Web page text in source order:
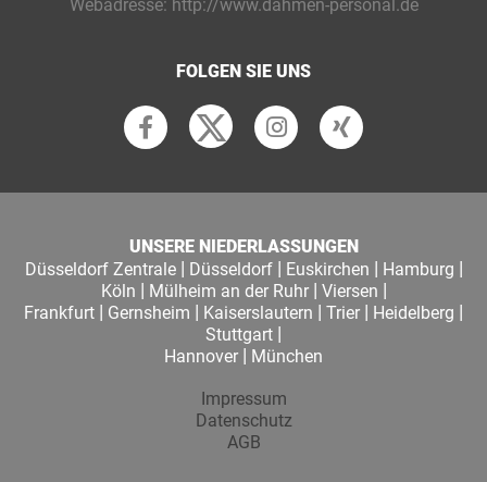
Webadresse: http://www.dahmen-personal.de
FOLGEN SIE UNS
UNSERE NIEDERLASSUNGEN
Düsseldorf Zentrale| Düsseldorf| Euskirchen | Hamburg |
Köln | Mülheim an der Ruhr| Viersen |
Frankfurt | Gernsheim | Kaiserslautern | Trier | Heidelberg |
Stuttgart |
Hannover | München
Impressum
Datenschutz
AGB